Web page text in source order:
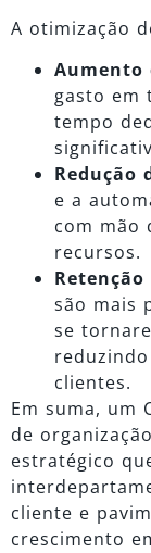
A otimização
Aumento
gasto em
tempo
Redução
e a
com mão
recursos.
são mais
se
clientes.
Em suma, um
de
estratégico
cliente e
crescimento